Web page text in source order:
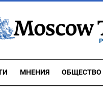
МНЕНИЯ ОБЩЕСТВО